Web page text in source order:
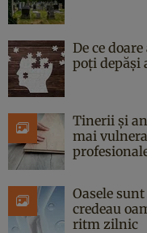
De ce
poți depăși
Tinerii și
mai
Oasele
credeau
ritm zilnic